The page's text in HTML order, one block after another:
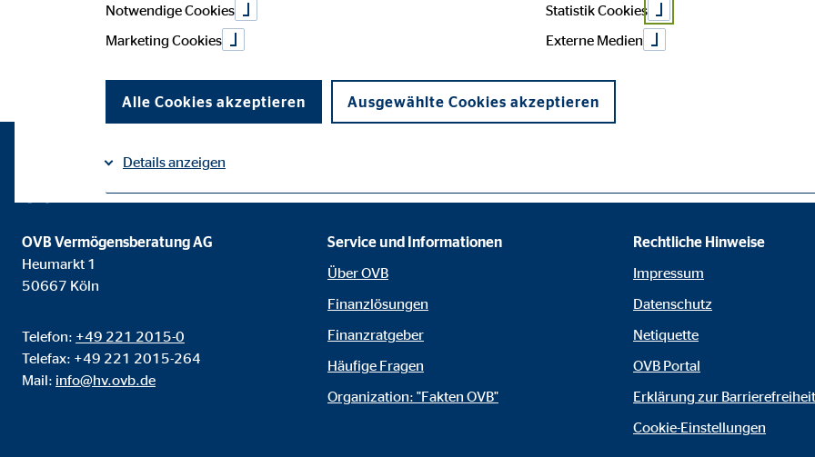
OVB Vermögensberatung AG
Heumarkt 1
50667 Köln
Telefon: +49 221 2015-0
Telefax: +49 221 2015-264
Mail: info@hv.ovb.de
Service und Informationen
Über OVB
Finanzlösungen
Finanzratgeber
Häufige Fragen
Organization: "Fakten OVB"
Rechtliche Hinweise
Impressum
Datenschutz
Netiquette
OVB Portal
Erklärung zur Barrierefreiheit
Cookie-Einstellungen
Notwendige Cookies
Statistik Cookies
Marketing Cookies
Externe Medien
Alle Cookies akzeptieren Ausgewählte Cookies akzeptieren
Details anzeigen
Notwendige Cookies
Benutzereinstellungen | Empfänger: OVB
Name: fe_typo_user